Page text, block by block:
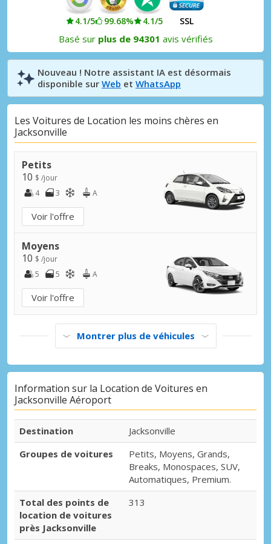
4.1/5 99.68% 4.1/5 SSL
Basé sur plus de 94301 avis vérifiés
Nouveau ! Notre assistant IA est désormais
disponible sur Web et WhatsApp
Les Voitures de Location les moins chères en
Jacksonville
Petits
10 $ /jour
4
3 A
Voir l'offre
Moyens
10 $ /jour
5
5 A
Voir l'offre
Montrer plus de véhicules
Information sur la Location de Voitures en
Jacksonville Aéroport
Destination
Jacksonville
Groupes de voitures
Petits, Moyens, Grands,
Breaks, Monospaces, SUV,
Automatiques, Premium.
Total des points de
location de voitures
près Jacksonville
313